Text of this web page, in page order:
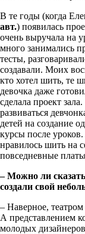
В те годы (когда
авт.) появилась
очень выручала на
много занимались
тесты,
создавали. Моих
кто хотел шить, те
девочка даже
сделала проект
развиваться
детей на создание
курсы после
нравилось шить на
повседневные
– Можно ли
создали свой
– Наверное,
А представлением
молодых